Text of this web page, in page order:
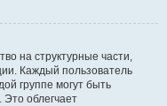
на структурные части,
Каждый пользователь
группе могут быть
облегчает